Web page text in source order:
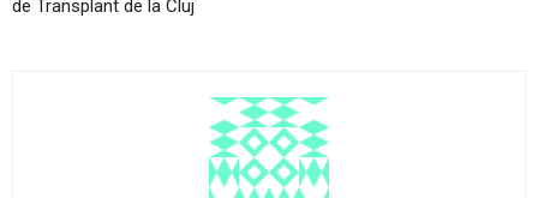
de Transplant de la Cluj